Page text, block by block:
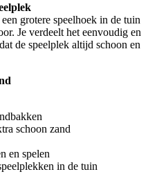
grotere speelhoek in de tuin
Je verdeelt het eenvoudig en
de speelplek altijd schoon en
schoon zand
en spelen
in de tuin